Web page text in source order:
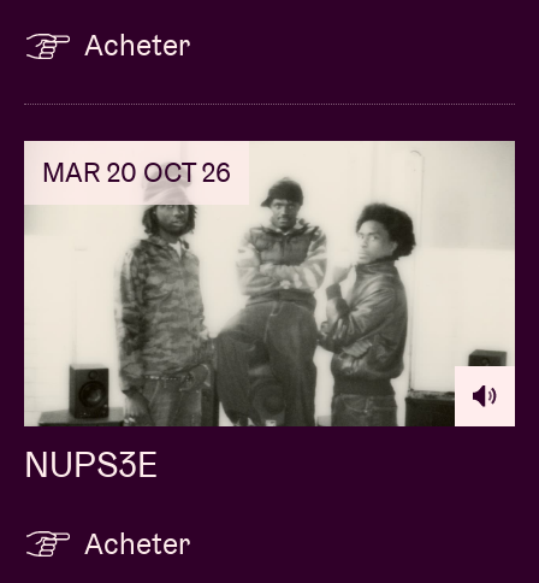
Acheter
MAR 20 OCT 26
NUPS3E
Acheter